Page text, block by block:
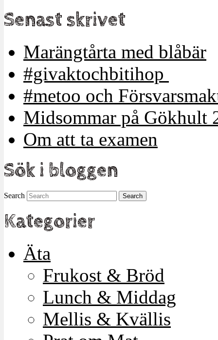
Senast skrivet
Marängtårta med blåbär
#givaktochbitihop
#metoo och
Midsommar på Gökhult
Om att ta examen
Sök i bloggen
Search
Kategorier
Äta
Frukost & Bröd
Lunch & Middag
Mellis & Kvällis